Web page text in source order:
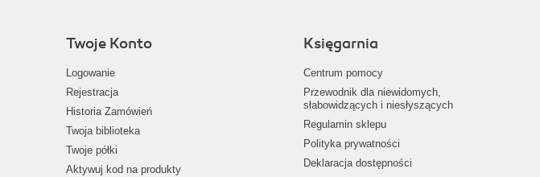
Twoje Konto
Logowanie
Rejestracja
Historia Zamówień
Twoja biblioteka
Twoje półki
Aktywuj kod na produkty
Księgarnia
Centrum pomocy
Przewodnik dla niewidomych,
słabowidzących i niesłyszących
Regulamin sklepu
Polityka prywatności
Deklaracja dostępności